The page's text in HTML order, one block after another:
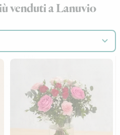
venduti a Lanuvio